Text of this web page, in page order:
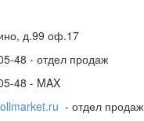
д.99 оф.17
48 - отдел продаж
48 - MAX
- отдел продаж